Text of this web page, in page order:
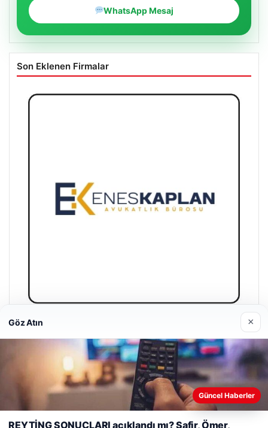
WhatsApp Mesaj
Son Eklenen Firmalar
Enes Kaplan Avukatlık Bürosu
Nisan 28, 2026
Web sitemizi nasıl kullandığınızı daha iyi anlayabilmek,
Göz Atın ×
Güncel Haberler
REYTİNG SONUÇLARI açıklandı mı? Safir, Ömer,